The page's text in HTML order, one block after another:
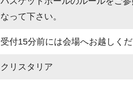
なって下さい。
受付15分前には会場へお越しく
クリスタリア